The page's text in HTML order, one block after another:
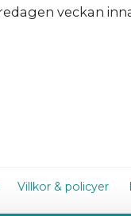
veckan
Villkor & policyer